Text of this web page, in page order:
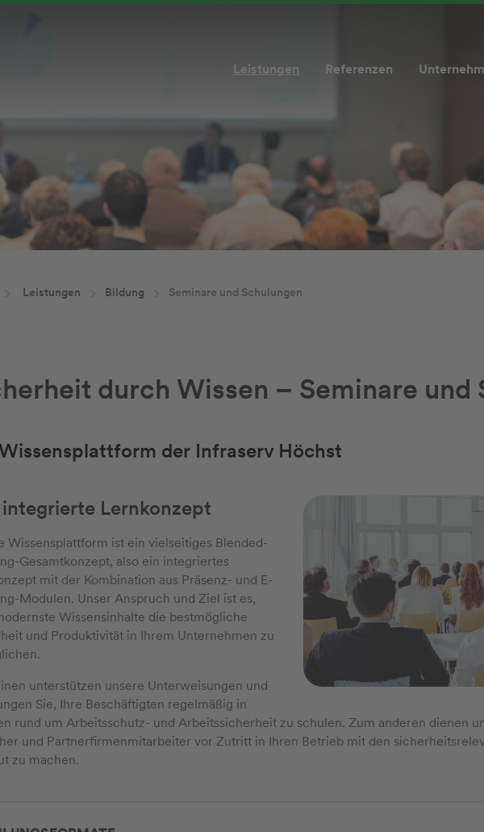
Leistungen Referenzen
Leistungen Bildung Seminare und Schulungen
durch Wissen – Seminare und
der Infraserv Höchst
integrierte Lernkonzept
Wissensplattform ist ein vielseitiges Blended-
Gesamtkonzept, also ein integriertes
mit der Kombination aus Präsenz- und E-
Modulen. Unser Anspruch und Ziel ist es,
Wissensinhalte die bestmögliche
und Produktivität in Ihrem Unternehmen zu
unterstützen unsere Unterweisungen und
Sie, Ihre Beschäftigten regelmäßig in
rund um Arbeitsschutz- und Arbeitssicherheit zu schulen. Zum anderen dienen
und Partnerfirmenmitarbeiter vor Zutritt in Ihren Betrieb mit den
zu machen.